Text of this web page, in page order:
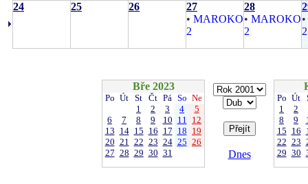
24 25 26
27
• MAROKO
2
28
• MAROKO
2
•
2
Bře 2023
Po Út St Čt Pá So Ne
1
2 3 4
5
6
7 8 9 10 11 12
13 14 15 16 17 18 19
20 21 22 23 24 25 26
27 28 29 30 31 Dnes
Po Út
1
2
8
9
15 16
22 23
29 30